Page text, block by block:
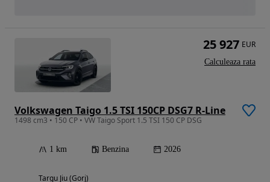
Volkswagen Taigo 1.5 TSI 150CP DSG7 R-Line
1498 cm3 • 150 CP • VW Taigo Sport 1.5 TSI 150 CP DSG
1 km Benzina 2026
Targu Jiu (Gorj)
25 927 EUR
Calculeaza rata